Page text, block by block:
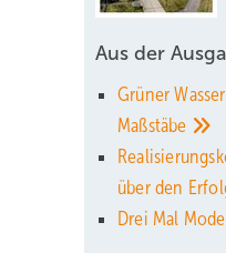
Aus der
Grüner
Maßstäbe
über den
Drei Mal